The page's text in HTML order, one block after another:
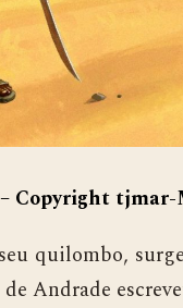
Copyright
surge
Andrade